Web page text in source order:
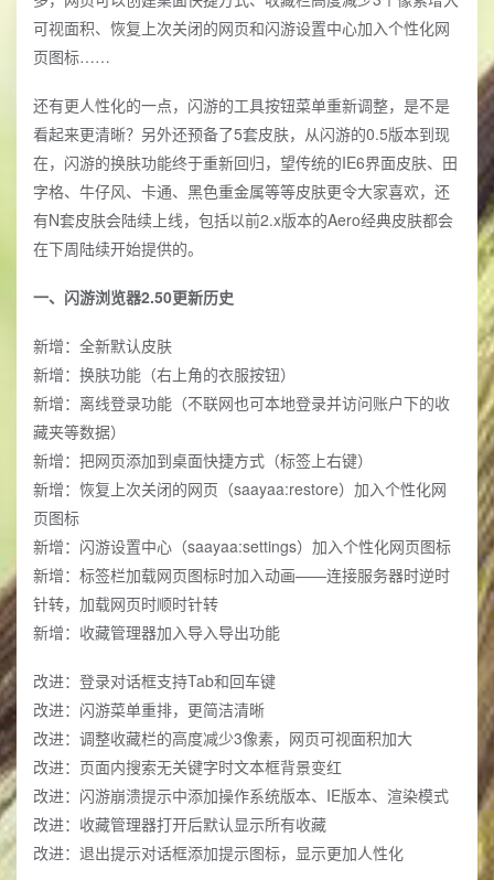
可视面积、恢复上次关闭的网页和闪游设置中心加入个性化网
页图标……
还有更人性化的一点，闪游的工具按钮菜单重新调整，是不是
看起来更清晰？另外还预备了5套皮肤，从闪游的0.5版本到现
在，闪游的换肤功能终于重新回归，望传统的IE6界面皮肤、田
字格、牛仔风、卡通、黑色重金属等等皮肤更令大家喜欢，还
有N套皮肤会陆续上线，包括以前2.x版本的Aero经典皮肤都会
在下周陆续开始提供的。
一、闪游浏览器2.50更新历史
新增：全新默认皮肤
新增：换肤功能（右上角的衣服按钮）
新增：离线登录功能（不联网也可本地登录并访问账户下的收
藏夹等数据）
新增：把网页添加到桌面快捷方式（标签上右键）
新增：恢复上次关闭的网页（saayaa:restore）加入个性化网
页图标
新增：闪游设置中心（saayaa:settings）加入个性化网页图标
新增：标签栏加载网页图标时加入动画——连接服务器时逆时
针转，加载网页时顺时针转
新增：收藏管理器加入导入导出功能
改进：登录对话框支持Tab和回车键
改进：闪游菜单重排，更简洁清晰
改进：调整收藏栏的高度减少3像素，网页可视面积加大
改进：页面内搜索无关键字时文本框背景变红
改进：闪游崩溃提示中添加操作系统版本、IE版本、渲染模式
改进：收藏管理器打开后默认显示所有收藏
改进：退出提示对话框添加提示图标，显示更加人性化